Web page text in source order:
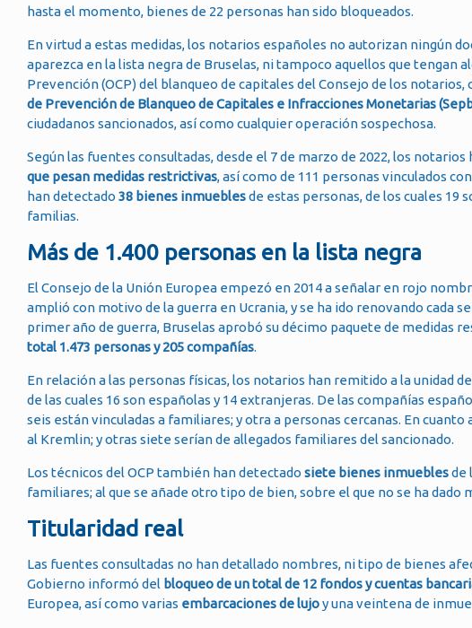
hasta el momento, bienes de 22 personas han sido bloqueados.
En virtud a estas medidas, los notarios españoles no autorizan ningún
aparezca en la lista negra de Bruselas, ni tampoco aquellos que tengan
Prevención (OCP) del blanqueo de capitales del Consejo de los
de Prevención de Blanqueo de Capitales e Infracciones Monetarias
ciudadanos sancionados, así como cualquier operación sospechosa.
Según las fuentes consultadas, desde el 7 de marzo de 2022, los
que pesan medidas restrictivas, así como de 111 personas vinculados
han detectado 38 bienes inmueblesde estas personas, de los cuales 19
familias.
Más de 1.400 personas en la lista negra
El Consejo de la Unión Europea empezó en 2014 a señalar en rojo
amplió con motivo de la guerra en Ucrania, y se ha ido renovando cada
primer año de guerra, Bruselas aprobó su décimo paquete de medidas
total 1.473 personas y 205 compañías.
En relación a las personas físicas, los notarios han remitido a la unidad
de las cuales 16 son españolas y 14 extranjeras. De las compañías
seis están vinculadas a familiares; y otra a personas cercanas. En
al Kremlin; y otras siete serían de allegados familiares del sancionado.
Los técnicos del OCP también han detectado siete bienes inmueblesde
familiares; al que se añade otro tipo de bien, sobre el que no se ha dado
Titularidad real
Las fuentes consultadas no han detallado nombres, ni tipo de bienes
Gobierno informó del bloqueo de un total de 12 fondos y cuentas
Europea, así como varias embarcaciones de lujoy una veintena de